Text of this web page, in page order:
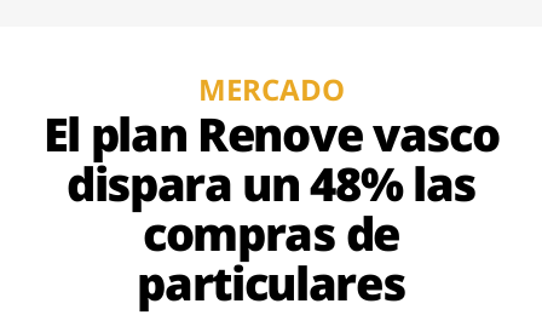
MERCADO
El plan Renove vasco
dispara un 48% las
compras de
particulares